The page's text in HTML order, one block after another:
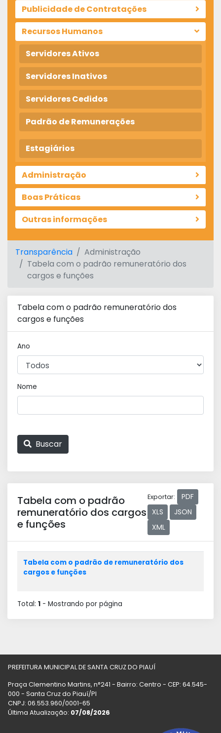
Publicidade de Contratações
Recursos Humanos
Servidores Ativos
Servidores Inativos
Servidores Cedidos
Padrão de Remunerações
Estagiários
Administração
Boas Práticas
Outras informações
Transparência
Administração
Tabela com o padrão remuneratório dos
cargos e funções
Tabela com o padrão remuneratório dos
cargos e funções
Ano
Nome
Buscar
Tabela com o padrão
remuneratório dos cargos
e funções
Exportar:
PDF
XLS
JSON
XML
Tabela com o padrão de remuneratório dos
cargos e funções
Total: 1 - Mostrando por página
PREFEITURA MUNICIPAL DE SANTA CRUZ DO PIAUÍ
Praça Clementino Martins, n°241 - Bairro: Centro - CEP: 64.545-
000 - Santa Cruz do Piauí/PI
CNPJ: 06.553.960/0001-65
Última Atualização: 07/08/2026